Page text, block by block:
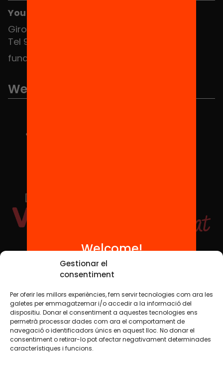
Gestionar el
consentiment
Per oferir les millors experiències, fem servir tecnologies com ara les
galetes per emmagatzemar i/o accedir a la informació del
dispositiu. Donar el consentiment a aquestes tecnologies ens
permetrà processar dades com ara el comportament de
navegació o identificadors únics en aquest lloc. No donar el
consentiment o retirar-lo pot afectar negativament determinades
característiques i funcions.
You can find us at the Social HUB
Girona 34, interior 08010 Barcelona
Tel 934 588 700
fundacio@equitat.org
We are part of...
Social Media
TW YTB IG FB IN
Legal NoticeCookie Policy
Welcome!